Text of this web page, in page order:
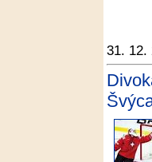
31. 12.